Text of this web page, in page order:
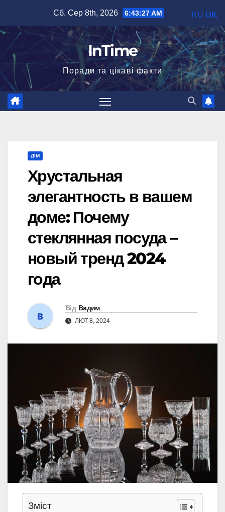
вмісту
Сб. Сер 8th, 2026 6:43:28 AM
InTime
Поради та цікаві факти
ДІМ
Хрустальная
элегантность в вашем
доме: Почему
стеклянная посуда –
новый тренд 2024
года
Від Вадим
ЛЮТ 8, 2024
Зміст
RU UK